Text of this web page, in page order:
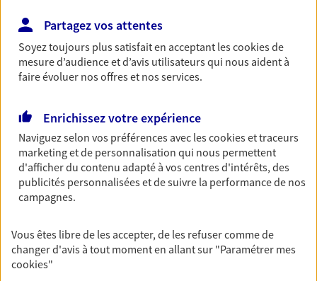
OBTENIR UN TARIF EN LIGNE
Garantie Accidents de la Vie
ou grande lectrice… personne n'est à l'abri d'un
accident du quotidien. Avec Ma Protection
Accident, protégez votre qualité de vie et vos
revenus.
Découvrir l'offre Garantie Accidents de la Vie
Multirisque Entreprise
Partagez vos attentes
Soyez toujours plus satisfait en acceptant lescookiesde
mesure d’audience et d’avis utilisateurs qui nous aident à
faire évoluer nos offres et nos services.
Enrichissez votre expérience
Naviguez selon vos préférences avec lescookies et traceurs
marketing et de personnalisation qui nous permettent
d'afficher du contenu adapté à vos centres d'intérêts, des
publicités personnalisées et de suivre la performance de nos
campagnes.
Vous êtes libre de les accepter, de les refuser comme de
changer d'avis à tout moment en allant sur "Paramétrer mes
cookies"